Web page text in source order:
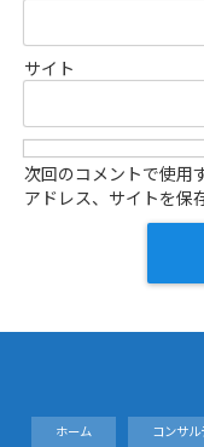
サイト
次回のコメントで使用
アドレス、サイトを保
ホーム コンサル